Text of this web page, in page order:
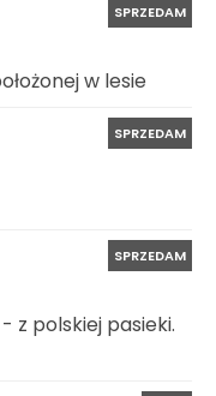
SPRZEDAM
w lesie
SPRZEDAM
SPRZEDAM
z polskiej pasieki.